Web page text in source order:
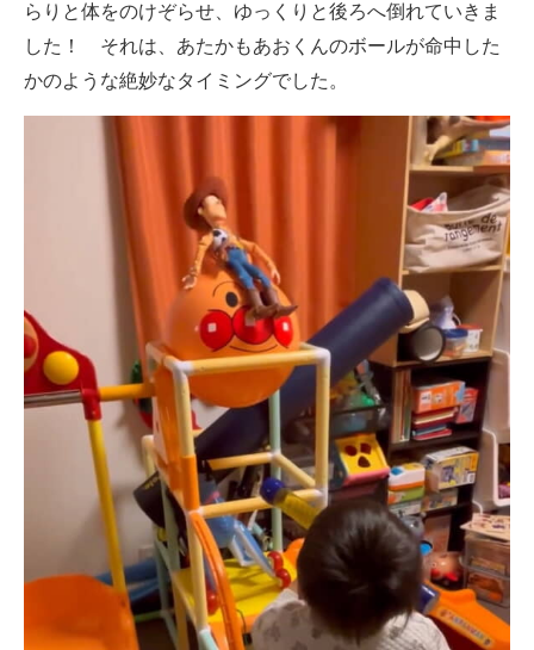
らりと体をのけぞらせ、ゆっくりと後ろへ倒れていきま
した！ それは、あたかもあおくんのボールが命中した
かのような絶妙なタイミングでした。